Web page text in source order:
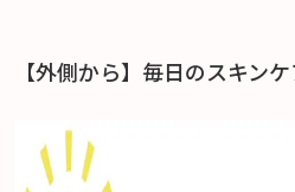
【外側から】毎日のスキン